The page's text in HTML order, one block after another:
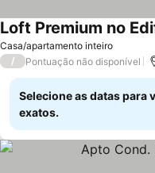
Casa/apartamento inteiro
/ Pontuação não disponível
Selecione as datas para
exatos.